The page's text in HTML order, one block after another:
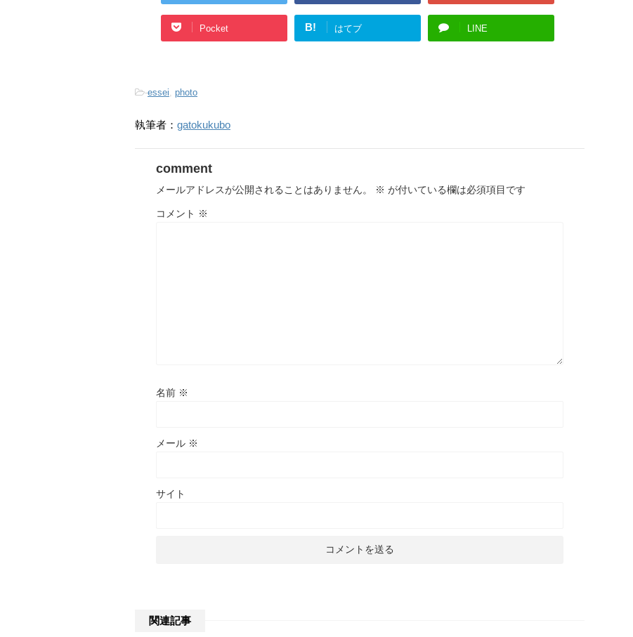
Pocket B! はてブ LINE
-essei, photo
執筆者： gatokukubo
comment
メールアドレスが公開されることはありません。 ※ が付いている欄は必須項目です
コメント ※
名前 ※
メール ※
サイト
関連記事